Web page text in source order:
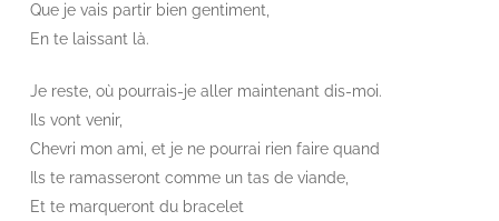
Que je vais partir bien gentiment,
En te laissant là.
Je reste, où pourrais-je aller maintenant dis-moi.
Ils vont venir,
Chevri mon ami, et je ne pourrai rien faire quand
Ils te ramasseront comme un tas de viande,
Et te marqueront du bracelet